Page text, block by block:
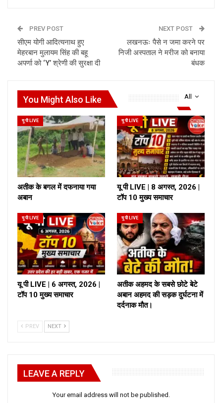
PREV POST
सीएम योगी आदित्यनाथ हुए
मेहरबान मुलायम सिंह की बहू
अपर्णा को ‘Y’ श्रेणी की सुरक्षा दी
NEXT POST
लखनऊः पैसे न जमा करने पर
निजी अस्पताल ने मरीज को बनाया
बंधक
All
You Might Also Like
यू पी LIVE
अतीक के बगल में दफनाया गया
अबान
यू पी LIVE
यू पी LIVE | 8 अगस्त, 2026 |
टॉप 10 मुख्य समाचार
यू पी LIVE
यू पी LIVE | 6 अगस्त, 2026 |
टॉप 10 मुख्य समाचार
यू पी LIVE
अतीक अहमद के सबसे छोटे बेटे
अबान अहमद की सड़क दुर्घटना में
दर्दनाक मौत।
PREV NEXT
LEAVE A REPLY
Your email address will not be published.